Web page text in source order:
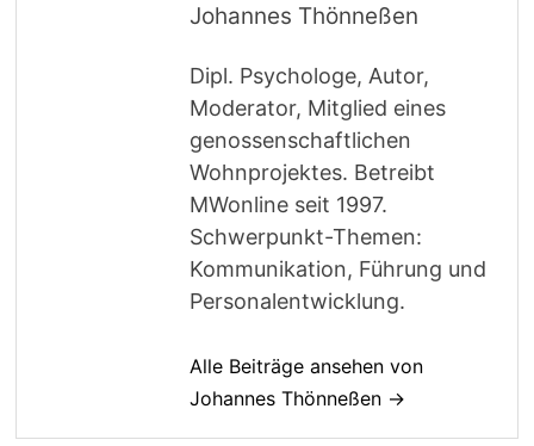
Johannes Thönneßen
Dipl. Psychologe, Autor,
Moderator, Mitglied eines
genossenschaftlichen
Wohnprojektes. Betreibt
MWonline seit 1997.
Schwerpunkt-Themen:
Kommunikation, Führung und
Personalentwicklung.
Alle Beiträge ansehen von
Johannes Thönneßen →